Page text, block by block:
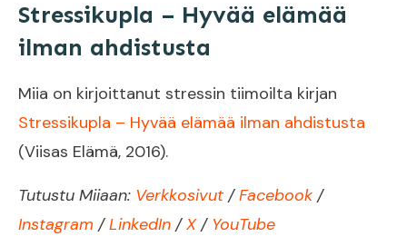
Stressikupla – Hyvää elämää
ilman ahdistusta
Miia on kirjoittanut stressin tiimoilta kirjan
Stressikupla – Hyvää elämää ilman ahdistusta
(Viisas Elämä, 2016).
Tutustu Miiaan: Verkkosivut /Facebook /
Instagram /LinkedIn /X/ YouTube